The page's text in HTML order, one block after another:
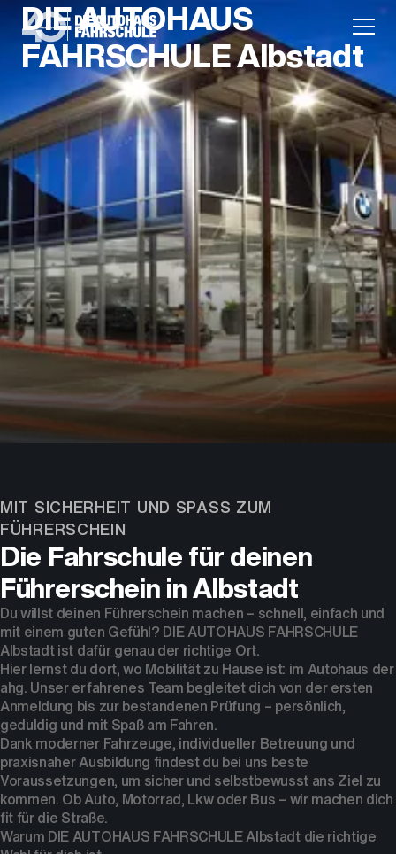
Anmeldung
Unternehmen
Karriere
Dein Partner für Mobilität
DIE AUTOHAUS
FAHRSCHULE Albstadt
MIT SICHERHEIT UND SPASS ZUM F
ÜHRERSCHEIN
Die Fahrschule für deinen
Führerschein in Albstadt
Du willst deinen Führerschein machen – schnell, einfach und
mit einem guten Gefühl? DIE AUTOHAUS FAHRSCHULE
Albstadt ist dafür genau der richtige Ort.
Hier lernst du dort, wo Mobilität zu Hause ist: im Autohaus der
ahg. Unser erfahrenes Team begleitet dich von der ersten
Anmeldung bis zur bestandenen Prüfung – persönlich,
geduldig und mit Spaß am Fahren.
Dank moderner Fahrzeuge, individueller Betreuung und
praxisnaher Ausbildung findest du bei uns beste
Voraussetzungen, um sicher und selbstbewusst ans Ziel zu
kommen. Ob Auto, Motorrad, Lkw oder Bus – wir machen dich
fit für die Straße.
Warum DIE AUTOHAUS FAHRSCHULE Albstadt die richtige